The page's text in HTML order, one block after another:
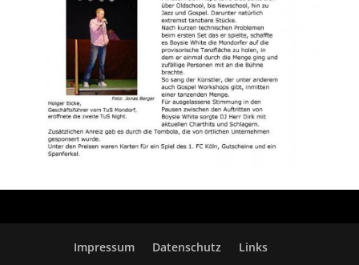
Impressum Datenschutz Links